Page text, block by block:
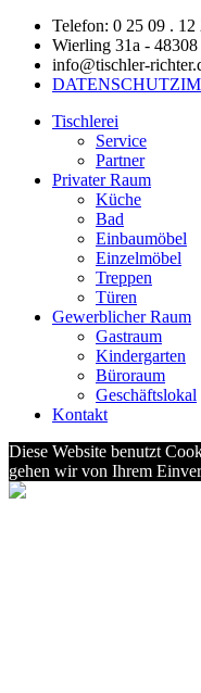
Telefon: 0 25 09 . 12
Wierling 31a - 48308
info@tischler-
DATENSCHUTZ
Tischlerei
Service
Partner
Privater Raum
Küche
Bad
Einbaumöbel
Einzelmöbel
Treppen
Türen
Gewerblicher Raum
Gastraum
Kindergarten
Büroraum
Geschäftslokal
Kontakt
Diese Website benutzt
gehen wir von Ihrem